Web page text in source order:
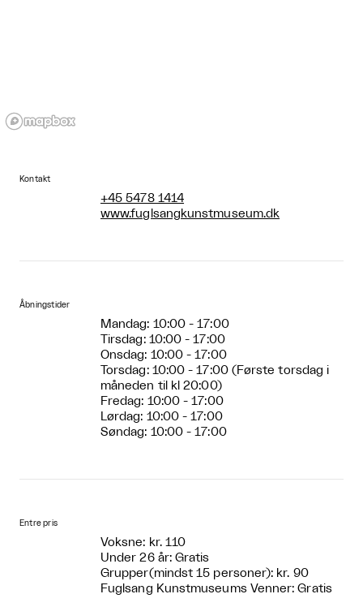
Kontakt
+45 5478 1414
www.fuglsangkunstmuseum.dk
Åbningstider
Mandag: 10:00 - 17:00
Tirsdag: 10:00 - 17:00
Onsdag: 10:00 - 17:00
Torsdag: 10:00 - 17:00 (Første torsdag i
måneden til kl 20:00)
Fredag: 10:00 - 17:00
Lørdag: 10:00 - 17:00
Søndag: 10:00 - 17:00
Entre pris
Voksne: kr. 110
Under 26 år: Gratis
Grupper(mindst 15 personer): kr. 90
Fuglsang Kunstmuseums Venner: Gratis